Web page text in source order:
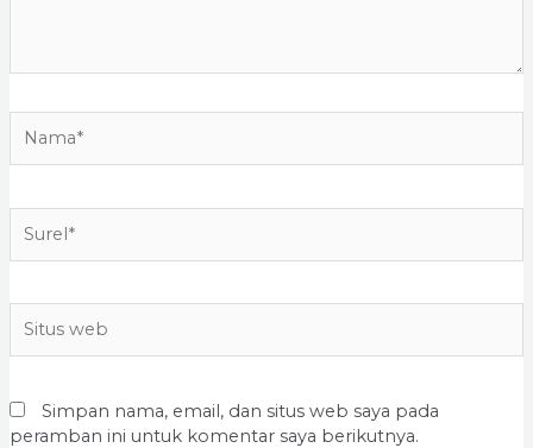
web
Simpan nama, email, dan situs web saya pada
peramban ini untuk komentar saya berikutnya.